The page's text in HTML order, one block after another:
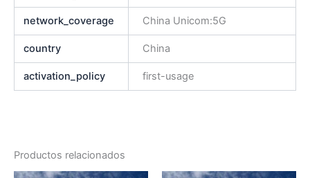
network_coverage China Unicom:5G
country China
activation_policy first-usage
Productos relacionados